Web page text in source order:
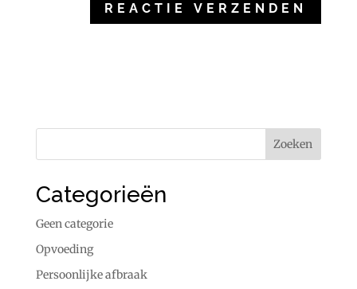
Categorieën
Geen categorie
Opvoeding
Persoonlijke afbraak